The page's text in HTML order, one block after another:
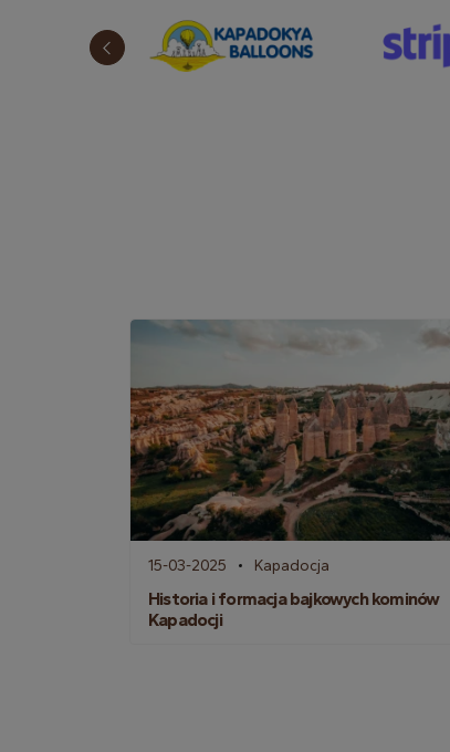
15-03-2025 Kapadocja
Historia i formacja bajkowych kominów
Kapadocji